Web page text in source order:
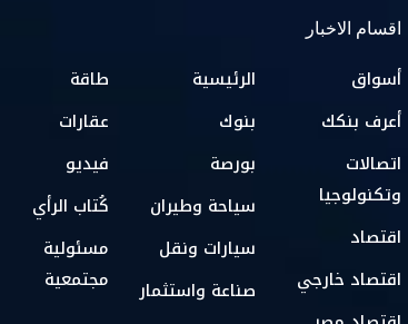
اقسام الاخبار
أسواق
أعرف بنكك
اتصالات
وتكنولوجيا
اقتصاد
اقتصاد خارجي
الرئيسية
بنوك
بورصة
سياحة وطيران
سيارات ونقل
صناعة واستثمار
طاقة
عقارات
فيديو
كُتاب الرأي
مسئولية
مجتمعية